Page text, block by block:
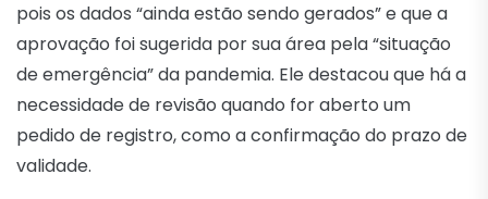
pois os dados “ainda estão sendo gerados” e que a
aprovação foi sugerida por sua área pela “situação
de emergência” da pandemia. Ele destacou que há a
necessidade de revisão quando for aberto um
pedido de registro, como a confirmação do prazo de
validade.